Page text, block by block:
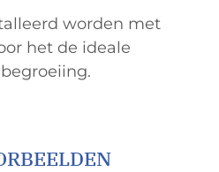
worden met
het de ideale